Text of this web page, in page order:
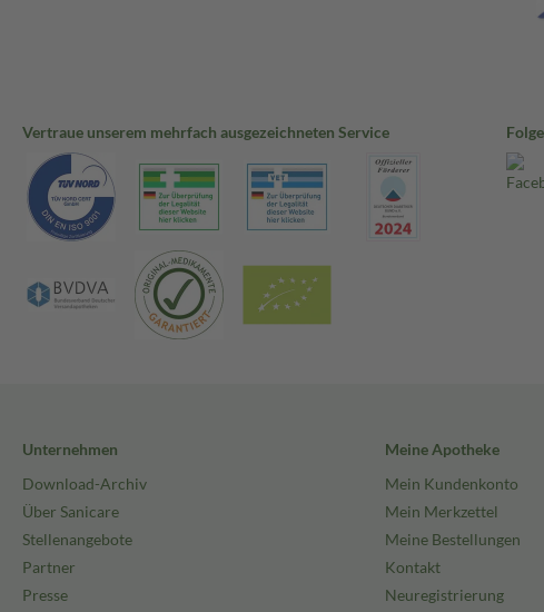
Vertraue unserem mehrfach ausgezeichneten Service
Unternehmen
Download-Archiv
Über Sanicare
Stellenangebote
Partner
Presse
Meine Apotheke
Mein Kundenkonto
Mein Merkzettel
Meine Bestellungen
Kontakt
Neuregistrierung